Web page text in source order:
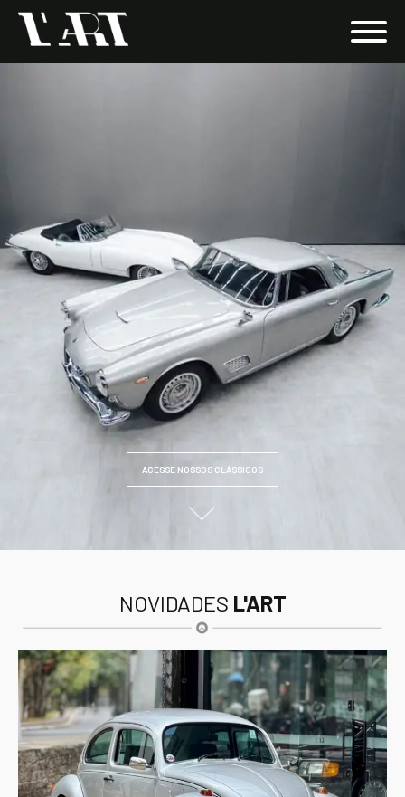
ACESSE NOSSOS CLÁSSICOS
NOVIDADES L'ART